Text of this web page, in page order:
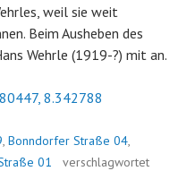
weil sie weit
Beim Ausheben des
Wehrle (1919-?) mit an.
8.342788
, Bonndorfer Straße 04,
01
verschlagwortet